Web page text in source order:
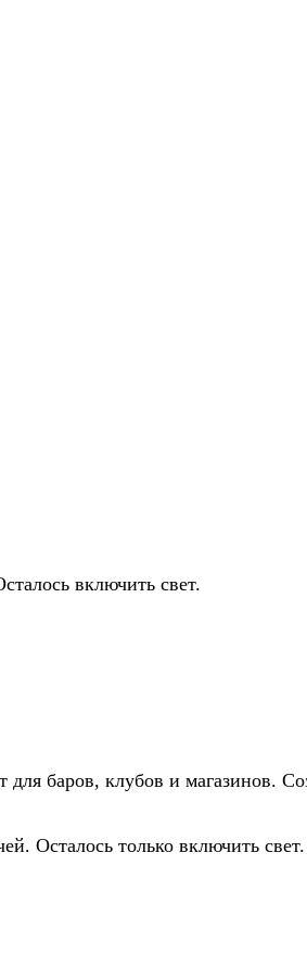
включить свет.
для баров, клубов и магазинов.
Осталось только включить свет.